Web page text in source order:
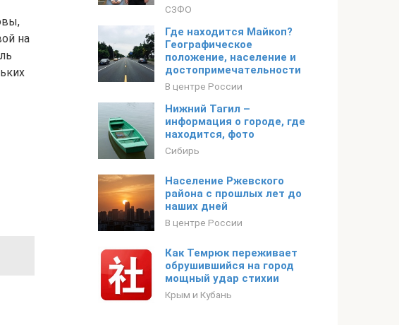
на
СЗФО
Где находится Майкоп?
Географическое
положение, население и
достопримечательности
В центре России
Нижний Тагил –
информация о городе, где
находится, фото
Сибирь
Население Ржевского
района с прошлых лет до
наших дней
В центре России
Как Темрюк переживает
обрушившийся на город
мощный удар стихии
Крым и Кубань